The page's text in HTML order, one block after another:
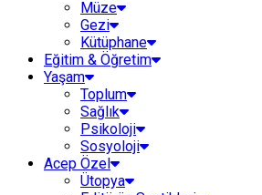
Müze
Gezi
Kütüphane
Eğitim & Öğretim
Yaşam
Toplum
Sağlık
Psikoloji
Sosyoloji
Acep Özel
Ütopya